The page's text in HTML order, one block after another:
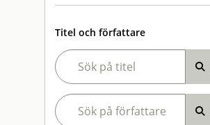
Titel och författare